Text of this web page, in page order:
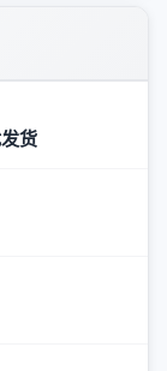
货